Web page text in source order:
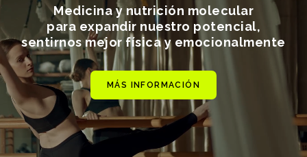
Medicina y nutrición molecular
para expandir nuestro potencial,
sentirnos mejor física y emocionalmente
MÁS INFORMACIÓN